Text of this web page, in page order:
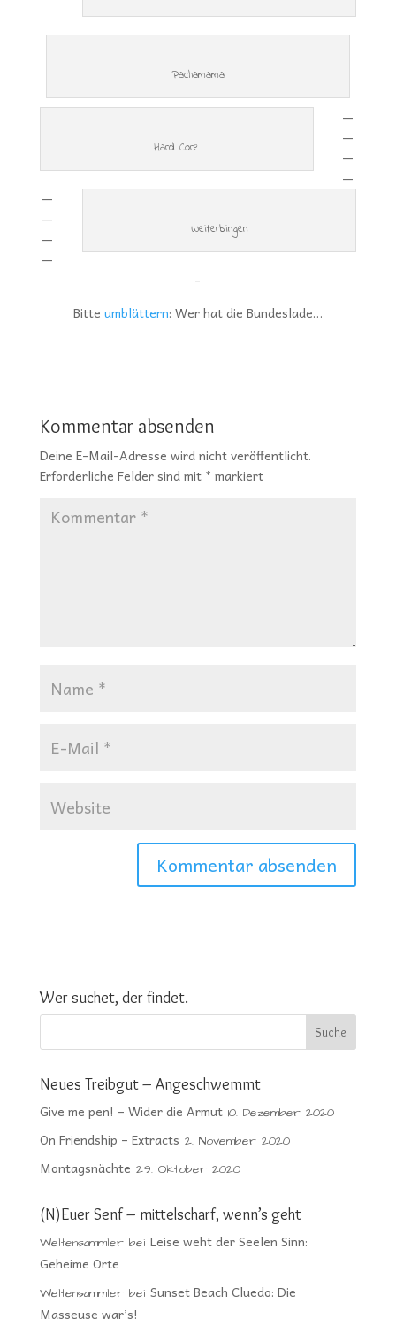
Pachamama
Hard Core
Weiterbingen
—
—
—
—
—
—
—
—
-
Bitte umblättern: Wer hat die Bundeslade…
Kommentar absenden
Deine E-Mail-Adresse wird nicht veröffentlicht.
Erforderliche Felder sind mit * markiert
Wer suchet, der findet.
Neues Treibgut – Angeschwemmt
Give me pen! – Wider die Armut 10. Dezember 2020
On Friendship – Extracts 2. November 2020
Montagsnächte 29. Oktober 2020
(N)Euer Senf – mittelscharf, wenn’s geht
Weltensammlerbei Leise weht der Seelen Sinn:
Geheime Orte
Weltensammlerbei Sunset Beach Cluedo: Die
Masseuse war’s!